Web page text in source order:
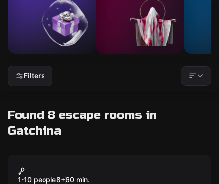
Filters
Found 8 escape rooms in
Gatchina
Space Battle
1-10 people8+60 min.